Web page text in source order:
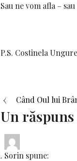
Sau ne vom afla –
P.S. Costinela
Navigare
în
articole
Când Oul lui
Un
Sorin spune: